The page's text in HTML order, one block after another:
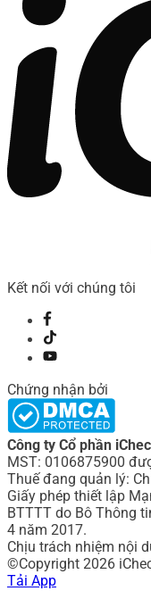
Kết nối với chúng tôi
Chứng nhận bởi
Công ty Cổ phần
MST: 0106875900
Thuế đang quản lý:
Giấy phép thiết lập
BTTTT do Bô Thông
4 năm 2017.
Chịu trách nhiệm nội
©Copyright 2026
Tải App